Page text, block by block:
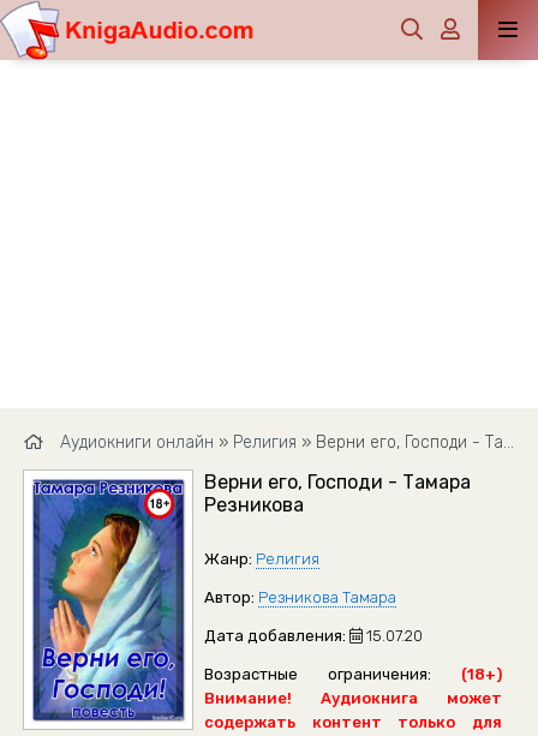
Аудиокниги онлайн » Религия » Верни его, Господи - Тамара Резникова
Верни его, Господи - Тамара
Резникова
Жанр: Религия
Автор: Резникова Тамара
Дата добавления: 15.07.20
Возрастные ограничения:
(18+)
Внимание! Аудиокнига может
содержать контент только для